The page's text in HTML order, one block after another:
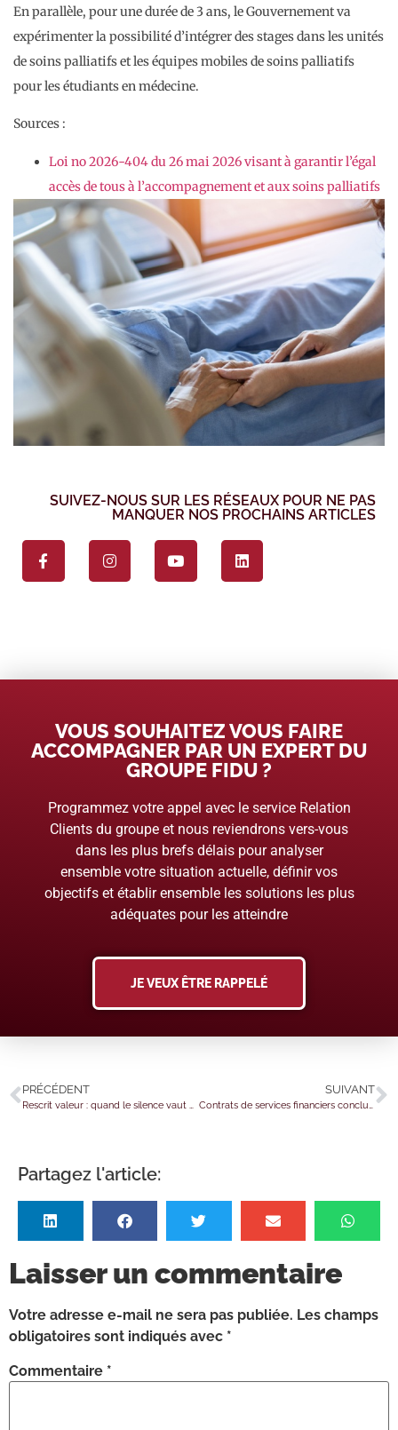
En parallèle, pour une durée de 3 ans, le Gouvernement va
expérimenter la possibilité d’intégrer des stages dans les unités
de soins palliatifs et les équipes mobiles de soins palliatifs
pour les étudiants en médecine.
Sources :
Loi no 2026-404 du 26 mai 2026 visant à garantir l’égal
accès de tous à l’accompagnement et aux soins palliatifs
SUIVEZ-NOUS SUR LES RÉSEAUX POUR NE PAS
MANQUER NOS PROCHAINS ARTICLES
VOUS SOUHAITEZ VOUS FAIRE
ACCOMPAGNER PAR UN EXPERT DU
GROUPE FIDU ?
Programmez votre appel avec le service Relation
Clients du groupe et nous reviendrons vers-vous
dans les plus brefs délais pour analyser
ensemble votre situation actuelle, définir vos
objectifs et établir ensemble les solutions les plus
adéquates pour les atteindre
JE VEUX ÊTRE RAPPELÉ
PRÉCÉDENT SUIVANT
Partagez l'article:
Laisser un commentaire
Votre adresse e-mail ne sera pas publiée. Les champs
obligatoires sont indiqués avec *
Commentaire *